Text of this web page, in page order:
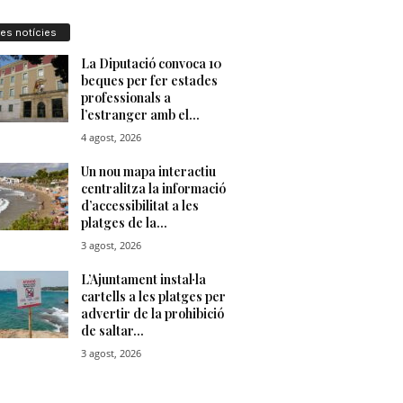
notícies